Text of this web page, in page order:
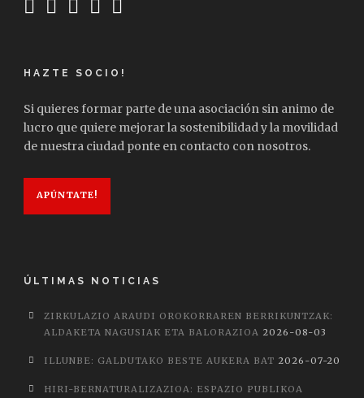
HAZTE SOCIO!
Si quieres formar parte de una asociación sin animo de
lucro que quiere mejorar la sostenibilidad y la movilidad
de nuestra ciudad ponte en contacto con nosotros.
APÚNTATE!
ÚLTIMAS NOTICIAS
ZIRKULAZIO ARAUDI OROKORRAREN BERRIKUNTZAK:
ALDAKETA NAGUSIAK ETA BALORAZIOA 2026-08-03
ILLUNBE: GALDUTAKO BESTE AUKERA BAT 2026-07-20
HIRI-BERNATURALIZAZIOA: ESPAZIO PUBLIKOA